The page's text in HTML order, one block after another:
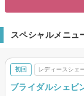
ましょう☆皆様のお越
スペシャルメニュ
初回 レディースシェ
ブライダルシェビ